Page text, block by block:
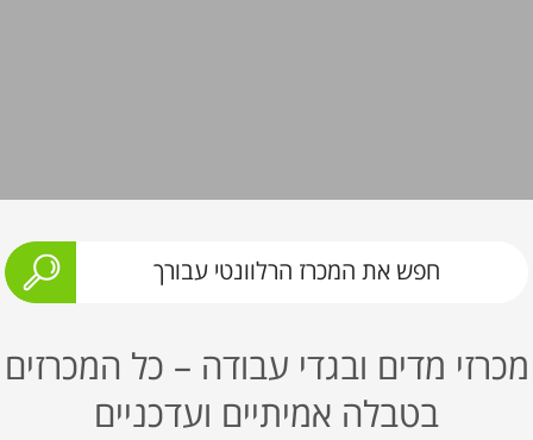
מכרזי מדים ובגדי עבודה – כל המכרזים
בטבלה אמיתיים ועדכניים